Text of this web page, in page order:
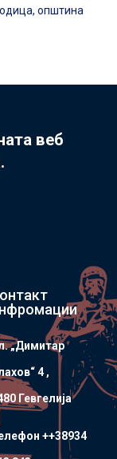
општина
веб
„Димитар
4 ,
Гевгелијa
++38934